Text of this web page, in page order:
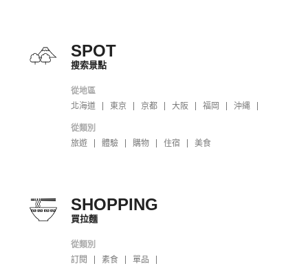
SPOT
搜索景點
從地區
北海道
東京 京都 大阪 福岡 沖縄
從類別
旅遊
體驗 購物 住宿 美食
SHOPPING
買拉麵
從類別
訂閱
素食 單品